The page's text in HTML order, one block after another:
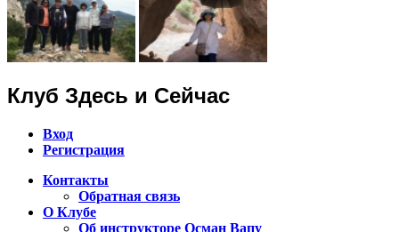
Клуб Здесь и Сейчас
Вход
Регистрация
Клуб Чжун Юань Цигун в городах
Алматы, Астана, Павлодар,
Контакты
Обратная связь
О Клубе
Об инструкторе Осман Вапу